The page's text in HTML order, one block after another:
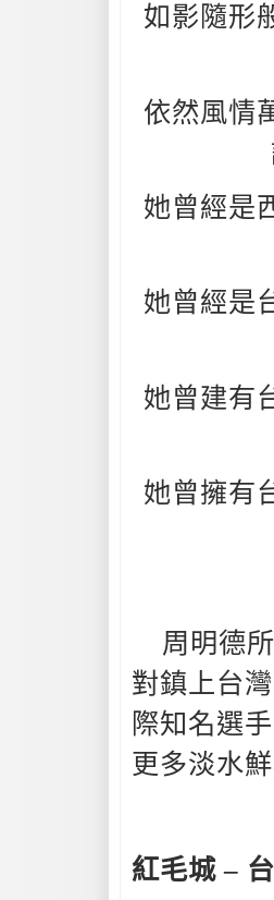
如影隨形
依然風情
她曾經是
她曾經是
她曾建有
她曾擁有
周明德
對鎮上台
際知名選
更多淡水
紅毛城 –